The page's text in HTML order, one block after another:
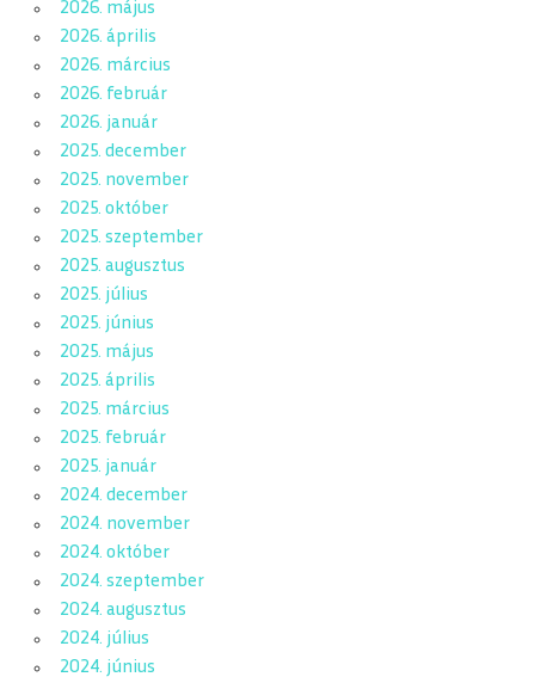
2026. május
2026. április
2026. március
2026. február
2026. január
2025. december
2025. november
2025. október
2025. szeptember
2025. augusztus
2025. július
2025. június
2025. május
2025. április
2025. március
2025. február
2025. január
2024. december
2024. november
2024. október
2024. szeptember
2024. augusztus
2024. július
2024. június